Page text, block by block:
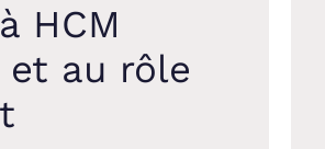
HCM
et au rôle